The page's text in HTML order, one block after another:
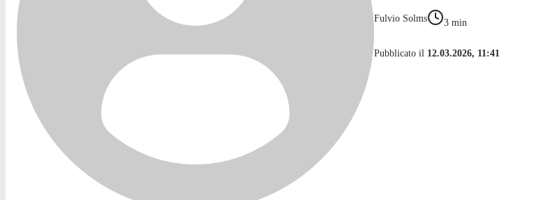
Fulvio Solms 3 min
Pubblicato il 12.03.2026, 11:41